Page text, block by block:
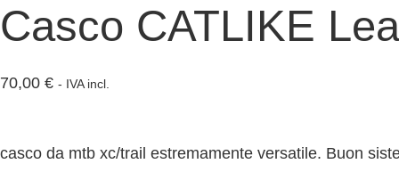
Casco CATLIKE
70,00 € - IVA incl.
casco da mtb xc/trail estremamente versatile. Buon